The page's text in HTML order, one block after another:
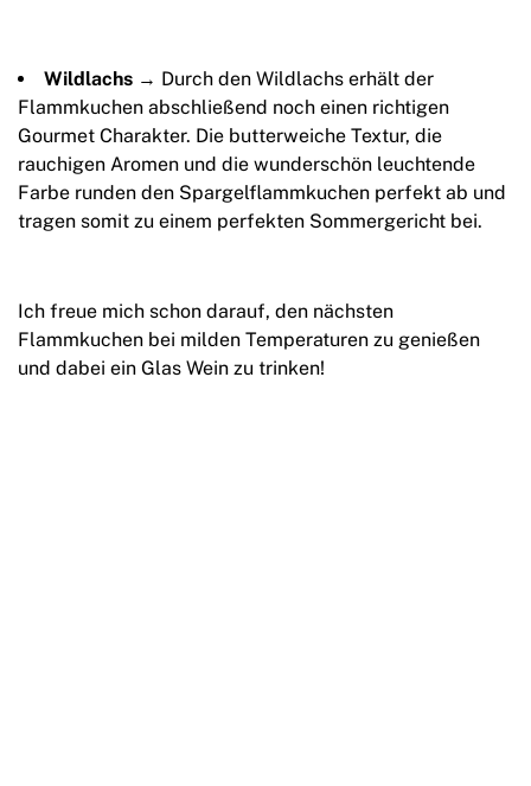
Wildlachs → Durch den Wildlachs erhält der
Flammkuchen abschließend noch einen richtigen
Gourmet Charakter. Die butterweiche Textur, die
rauchigen Aromen und die wunderschön leuchtende
Farbe runden den Spargelflammkuchen perfekt ab und
tragen somit zu einem perfekten Sommergericht bei.
Ich freue mich schon darauf, den nächsten
Flammkuchen bei milden Temperaturen zu genießen
und dabei ein Glas Wein zu trinken!